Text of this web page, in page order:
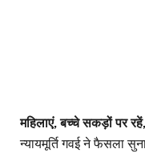
महिलाएं, बच्चे सकड़ों पर
न्यायमूर्ति गवई ने फैसला